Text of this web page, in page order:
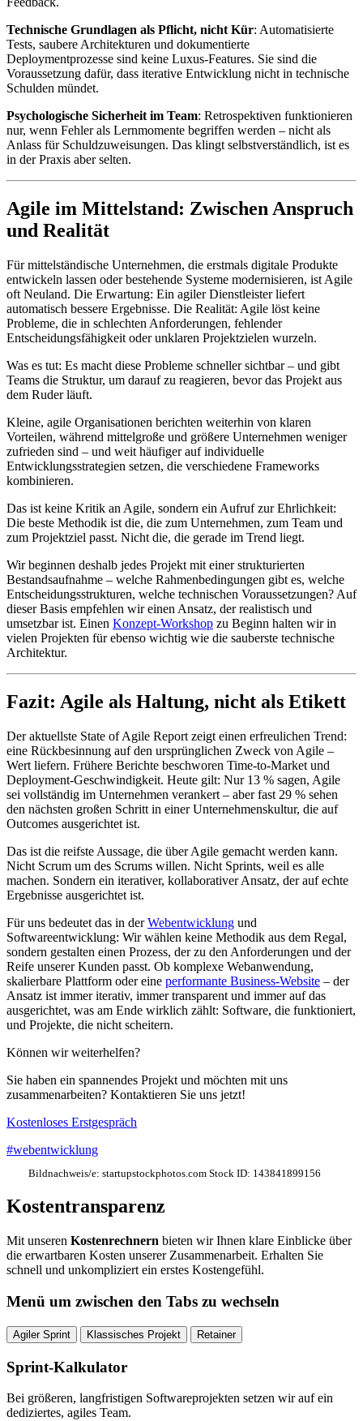
Technische Grundlagen als Pflicht, nicht Kür: Automatisierte
Tests, saubere Architekturen und dokumentierte
Deploymentprozesse sind keine Luxus-Features. Sie sind die
Voraussetzung dafür, dass iterative Entwicklung nicht in technische
Schulden mündet.
Psychologische Sicherheit im Team: Retrospektiven funktionieren
nur, wenn Fehler als Lernmomente begriffen werden – nicht als
Anlass für Schuldzuweisungen. Das klingt selbstverständlich, ist es
in der Praxis aber selten.
Agile im Mittelstand: Zwischen Anspruch
und Realität
Für mittelständische Unternehmen, die erstmals digitale Produkte
entwickeln lassen oder bestehende Systeme modernisieren, ist Agile
oft Neuland. Die Erwartung: Ein agiler Dienstleister liefert
automatisch bessere Ergebnisse. Die Realität: Agile löst keine
Probleme, die in schlechten Anforderungen, fehlender
Entscheidungsfähigkeit oder unklaren Projektzielen wurzeln.
Was es tut: Es macht diese Probleme schneller sichtbar – und gibt
Teams die Struktur, um darauf zu reagieren, bevor das Projekt aus
dem Ruder läuft.
Kleine, agile Organisationen berichten weiterhin von klaren
Vorteilen, während mittelgroße und größere Unternehmen weniger
zufrieden sind – und weit häufiger auf individuelle
Entwicklungsstrategien setzen, die verschiedene Frameworks
kombinieren.
Das ist keine Kritik an Agile, sondern ein Aufruf zur Ehrlichkeit:
Die beste Methodik ist die, die zum Unternehmen, zum Team und
zum Projektziel passt. Nicht die, die gerade im Trend liegt.
Wir beginnen deshalb jedes Projekt mit einer strukturierten
Bestandsaufnahme – welche Rahmenbedingungen gibt es, welche
Entscheidungsstrukturen, welche technischen Voraussetzungen? Auf
dieser Basis empfehlen wir einen Ansatz, der realistisch und
umsetzbar ist. Einen Konzept-Workshop zu Beginn halten wir in
vielen Projekten für ebenso wichtig wie die sauberste technische
Architektur.
Fazit: Agile als Haltung, nicht als Etikett
Der aktuellste State of Agile Report zeigt einen erfreulichen Trend:
eine Rückbesinnung auf den ursprünglichen Zweck von Agile –
Wert liefern. Frühere Berichte beschworen Time-to-Market und
Deployment-Geschwindigkeit. Heute gilt: Nur 13 % sagen, Agile
sei vollständig im Unternehmen verankert – aber fast 29 % sehen
den nächsten großen Schritt in einer Unternehmenskultur, die auf
Outcomes ausgerichtet ist.
Das ist die reifste Aussage, die über Agile gemacht werden kann.
Nicht Scrum um des Scrums willen. Nicht Sprints, weil es alle
machen. Sondern ein iterativer, kollaborativer Ansatz, der auf echte
Ergebnisse ausgerichtet ist.
Für uns bedeutet das in derWebentwicklung und
Softwareentwicklung: Wir wählen keine Methodik aus dem Regal,
sondern gestalten einen Prozess, der zu den Anforderungen und der
Reife unserer Kunden passt. Ob komplexe Webanwendung,
skalierbare Plattform oder eine performante Business-Website – der
Ansatz ist immer iterativ, immer transparent und immer auf das
ausgerichtet, was am Ende wirklich zählt: Software, die funktioniert,
und Projekte, die nicht scheitern.
Können wir weiterhelfen?
Sie haben ein spannendes Projekt und möchten mit uns
zusammenarbeiten? Kontaktieren Sie uns jetzt!
Kostenloses Erstgespräch
#webentwicklung
Bildnachweis/e: startupstockphotos.com Stock ID: 143841899156
Kostentransparenz
Mit unseren Kostenrechnern bieten wir Ihnen klare Einblicke über
die erwartbaren Kosten unserer Zusammenarbeit. Erhalten Sie
schnell und unkompliziert ein erstes Kostengefühl.
Menü um zwischen den Tabs zu wechseln
Agiler Sprint Klassisches Projekt Retainer
Sprint-Kalkulator
Bei größeren, langfristigen Softwareprojekten setzen wir auf ein
dediziertes, agiles Team.